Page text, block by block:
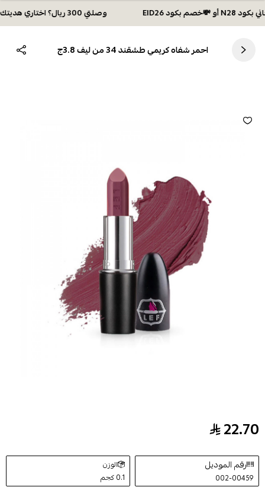
وصلتي 300 ريال؟ اختاري هديتك :🏍 شحن مجاني بكود N28 أو 💸خصم بكود EID26
احمر شفاه كريمي طشقند 34 من ليف 3.8ج
احمر شفاه كريمي طشقند 34 من ليف 3.8ج
22.70
رقم الموديل
002-00459
الوزن
0.1 كجم